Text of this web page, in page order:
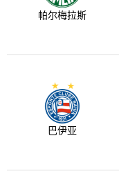
帕尔梅拉斯
巴伊亚